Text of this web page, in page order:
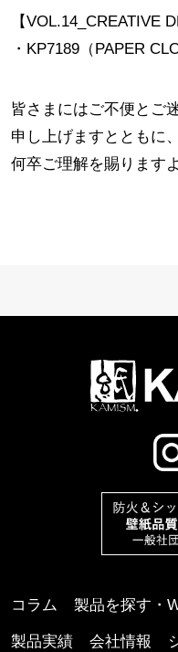
【VOL.14_CREATIVE
・KP7189（PAPER
皆さまにはご不便とご
申し上げますとともに、
何卒ご理解を賜ります
コラム 製品を探す・
製品実績 会社情報